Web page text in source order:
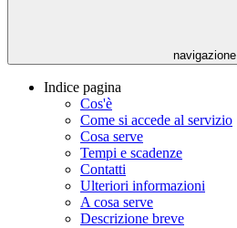
navigazione
Indice pagina
Cos'è
Come si accede al servizio
Cosa serve
Tempi e scadenze
Contatti
Ulteriori informazioni
A cosa serve
Descrizione breve